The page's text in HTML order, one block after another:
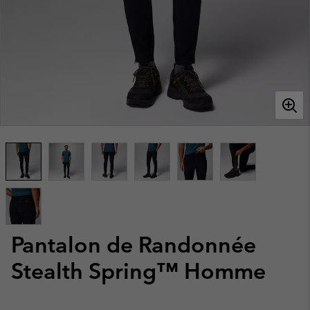
Pantalon de Randonnée
Stealth Spring™ Homme